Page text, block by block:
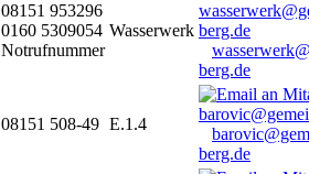
08151 953296
0160 5309054
Notrufnummer
Wasserwerk
berg.de
08151 508-49 E.1.4
berg.de